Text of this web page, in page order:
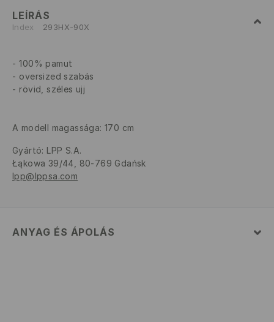
LEÍRÁS
Index 293HX-90X
100% pamut
oversized szabás
rövid, széles ujj
A modell magassága: 170 cm
Gyártó: LPP S.A.
Łąkowa 39/44, 80-769 Gdańsk
lpp@lppsa.com
ANYAG ÉS ÁPOLÁS